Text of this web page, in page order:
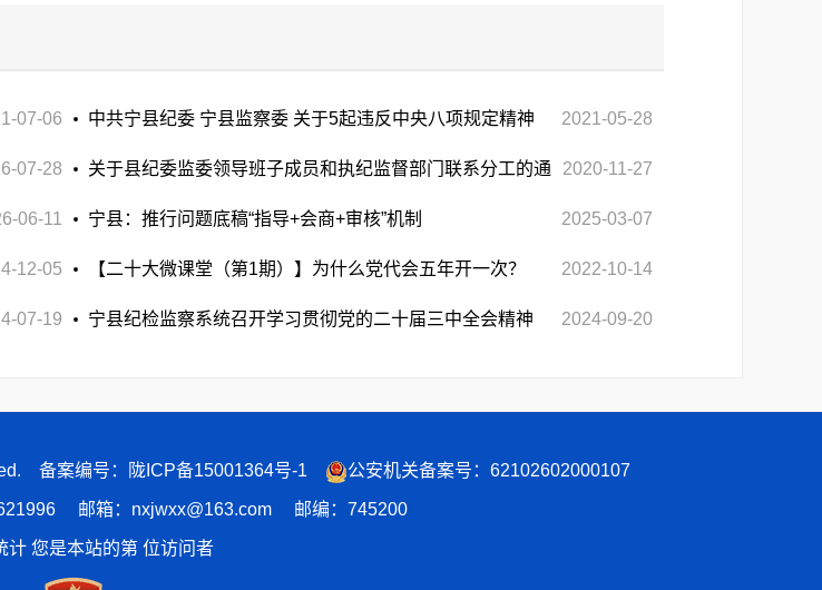
07-06 2021-05-28
中共宁县纪委 宁县监察委 关于5起违反中央八项规定精神
典型案例的通报
07-28 2020-11-27
关于县纪委监委领导班子成员和执纪监督部门联系分工的通
知
06-11 2025-03-07
宁县：推行问题底稿“指导+会商+审核”机制
12-05 2022-10-14
【二十大微课堂（第1期）】为什么党代会五年开一次？
07-19 2024-09-20
宁县纪检监察系统召开学习贯彻党的二十届三中全会精神
备案编号： 陇ICP备15001364号-1 公安机关备案号：62102602000107
邮箱：nxjwxx@163.com 邮编：745200
您是本站的第 位访问者